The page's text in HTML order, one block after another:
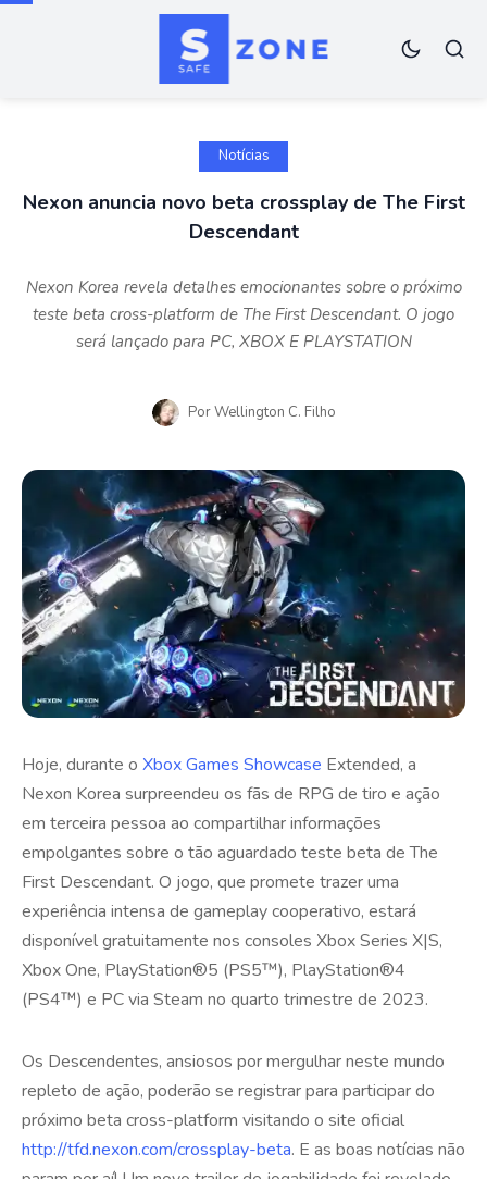
Notícias
Nexon anuncia novo beta crossplay de The First
Descendant
Nexon Korea revela detalhes emocionantes sobre o próximo
teste beta cross-platform de The First Descendant. O jogo
será lançado para PC, XBOX E PLAYSTATION
PorWellington C. Filho
Hoje, durante o Xbox Games Showcase Extended, a
Nexon Korea surpreendeu os fãs de RPG de tiro e ação
em terceira pessoa ao compartilhar informações
empolgantes sobre o tão aguardado teste beta de The
First Descendant. O jogo, que promete trazer uma
experiência intensa de gameplay cooperativo, estará
disponível gratuitamente nos consoles Xbox Series X|S,
Xbox One, PlayStation®5 (PS5™), PlayStation®4
(PS4™) e PC via Steam no quarto trimestre de 2023.
Os Descendentes, ansiosos por mergulhar neste mundo
repleto de ação, poderão se registrar para participar do
próximo beta cross-platform visitando o site oficial
http://tfd.nexon.com/crossplay-beta. E as boas notícias não